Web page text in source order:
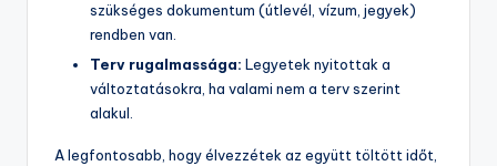
szükséges dokumentum (útlevél, vízum, jegyek)
rendben van.
Terv rugalmassága: Legyetek nyitottak a
változtatásokra, ha valami nem a terv szerint
alakul.
A legfontosabb, hogy élvezzétek az együtt töltött időt,